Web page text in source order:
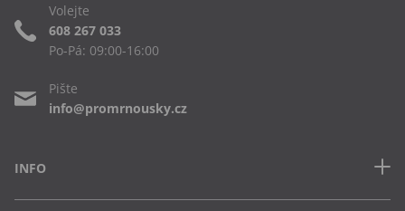
INFO
Volejte
608 267 033
Po-Pá: 09:00-16:00
Pište
info@promrnousky.cz